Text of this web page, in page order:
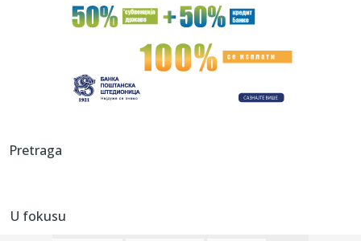
15:54:Ratkov melje! Srbin je najbolji strelac Lacija (VIDEO)
Državljaninu Srbije određen pritvor u Hrvatskoj zbog
15:52:Sutra počinje Guča! Varošica već u ludilu: Grme trube, lomi
Partizana ...
15:45:
Pretraga
U fokusu